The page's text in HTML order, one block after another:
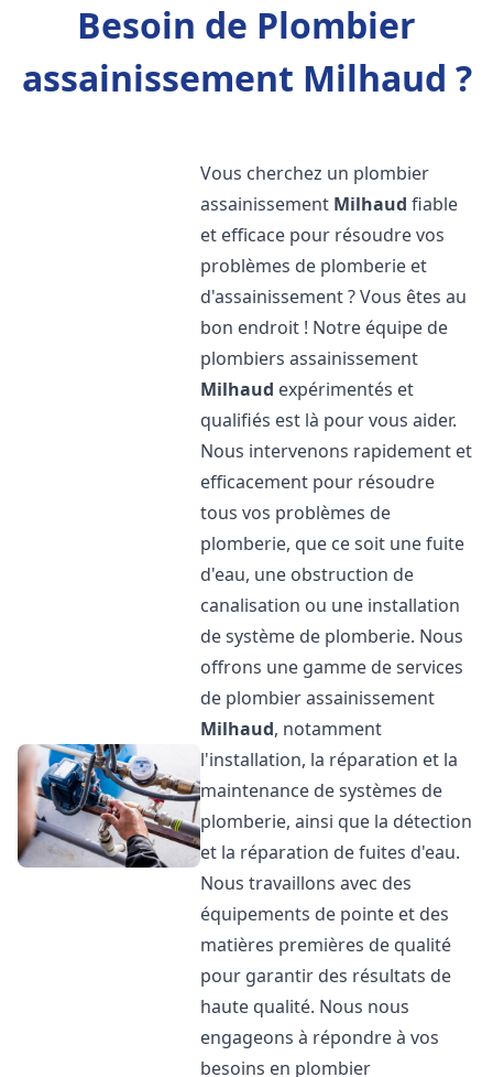
Besoin de Plombier
assainissement Milhaud ?
Vous cherchez un plombier
assainissement Milhaud fiable
et efficace pour résoudre vos
problèmes de plomberie et
d'assainissement ? Vous êtes au
bon endroit ! Notre équipe de
plombiers assainissement
Milhaud expérimentés et
qualifiés est là pour vous aider.
Nous intervenons rapidement et
efficacement pour résoudre
tous vos problèmes de
plomberie, que ce soit une fuite
d'eau, une obstruction de
canalisation ou une installation
de système de plomberie. Nous
offrons une gamme de services
de plombier assainissement
Milhaud, notamment
l'installation, la réparation et la
maintenance de systèmes de
plomberie, ainsi que la détection
et la réparation de fuites d'eau.
Nous travaillons avec des
équipements de pointe et des
matières premières de qualité
pour garantir des résultats de
haute qualité. Nous nous
engageons à répondre à vos
besoins en plombier